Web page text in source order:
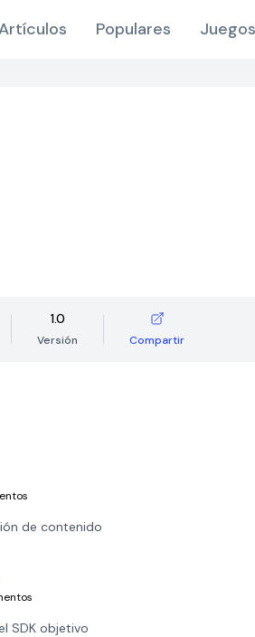
Populares
1.0
Versión Compartir
de contenido
SDK objetivo